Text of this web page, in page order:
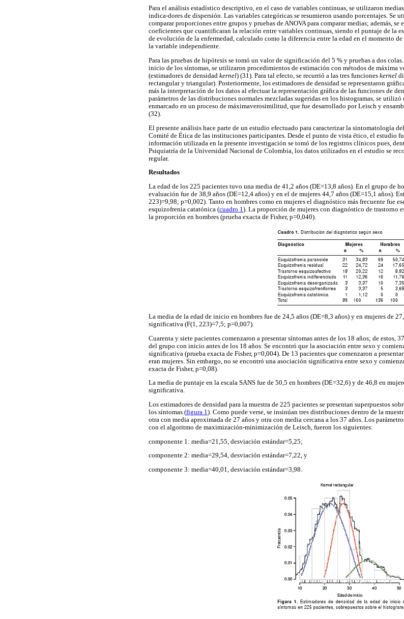
Para el análisis estadístico descriptivo, en el caso de variables continuas, se utilizaron
indica-dores de dispersión. Las variables categóricas se resumieron usando porcentajes. Se
comparar proporciones entre grupos y pruebas de ANOVA para comparar medias; además,
coeficientes que cuantificaran la relación entre variables continuas, siendo el puntaje de la
de evolución de la enfermedad, calculado como la diferencia entre la edad en el momento
la variable independiente.
Para las pruebas de hipótesis se tomó un valor de significación del 5 % y pruebas a dos
inicio de los síntomas, se utilizaron procedimientos de estimación con métodos de máxima
(estimadores de densidad kernel) (31). Para tal efecto, se recurrió a las tres funciones kernel
rectangular y triangular). Posteriormente, los estimadores de densidad se representaron
más la interpretación de los datos al efectuar la representación gráfica de las funciones de
parámetros de las distribuciones normales mezcladas sugeridas en los histogramas, se
enmarcado en un proceso de máximaverosimilitud, que fue desarrollado por Leisch y
(32).
El presente análisis hace parte de un estudio efectuado para caracterizar la sintomatología
Comité de Ética de las instituciones participantes. Desde el punto de vista ético, el estudio
información utilizada en la presente investigación se tomó de los registros clínicos pues,
Psiquiatría de la Universidad Nacional de Colombia, los datos utilizados en el estudio se
regular.
Resultados
La edad de los 225 pacientes tuvo una media de 41,2 años (DE=13,8 años). En el grupo de
evaluación fue de 38,9 años (DE=12,4 años) y en el de mujeres 44,7 años (DE=15,1 años).
223)=9,98; p=0,002). Tanto en hombres como en mujeres el diagnóstico más frecuente fue
esquizofrenia catatónica (cuadro 1). La proporción de mujeres con diagnóstico de trastorno
la proporción en hombres (prueba exacta de Fisher, p=0,040).
La media de la edad de inicio en hombres fue de 24,5 años (DE=8,3 años) y en mujeres de
significativa (F(1, 223)=7,5; p=0,007).
Cuarenta y siete pacientes comenzaron a presentar síntomas antes de los 18 años; de estos,
del grupo con inicio antes de los 18 años. Se encontró que la asociación entre sexo y
significativa (prueba exacta de Fisher, p=0,004). De 13 pacientes que comenzaron a
eran mujeres. Sin embargo, no se encontró una asociación significativa entre sexo y
exacta de Fisher, p=0,08).
La media de puntaje en la escala SANS fue de 50,5 en hombres (DE=32,6) y de 46,8 en
significativa.
Los estimadores de densidad para la muestra de 225 pacientes se presentan superpuestos
los síntomas (figura 1). Como puede verse, se insinúan tres distribuciones dentro de la
otra con media aproximada de 27 años y otra con media cercana a los 37 años. Los
con el algoritmo de maximización-minimización de Leisch, fueron los siguientes:
componente 1: media=21,55, desviación estándar=5,25;
componente 2: media=29,54, desviación estándar=7,22, y
componente 3: media=40,01, desviación estándar=3,98.